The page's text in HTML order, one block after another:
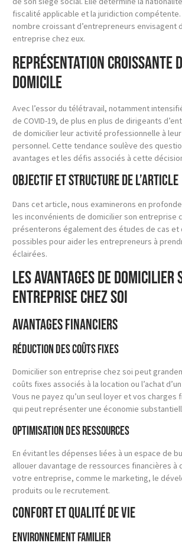
fiscalité applicable et la juridiction compétente.
nombre croissant d’entrepreneurs envisagent
entreprise chez eux.
Représentation croissante
domicile
Avec l’essor du télétravail, notamment
de COVID-19, de plus en plus de dirigeants
de domicilier leur activité professionnelle à
personnel. Cette tendance soulève des
avantages et les défis associés à cette
Objectif et structure de l’article
Dans cet article, nous examinerons en
les inconvénients de domicilier son entreprise
présenterons également des études de cas et
possibles pour aider les entrepreneurs à
éclairées.
Les avantages de domicilier
entreprise chez soi
Avantages financiers
Réduction des coûts fixes
Domicilier son entreprise chez soi peut
coûts fixes associés à la location ou l’achat
Vous ne payez qu’un seul loyer et vos charges
qui peut représenter une économie
Optimisation des ressources
En évitant les dépenses liées à un espace de
allouer davantage de ressources financières à
votre entreprise, comme le marketing, le
produits ou le recrutement.
Confort et qualité de vie
Environnement familier